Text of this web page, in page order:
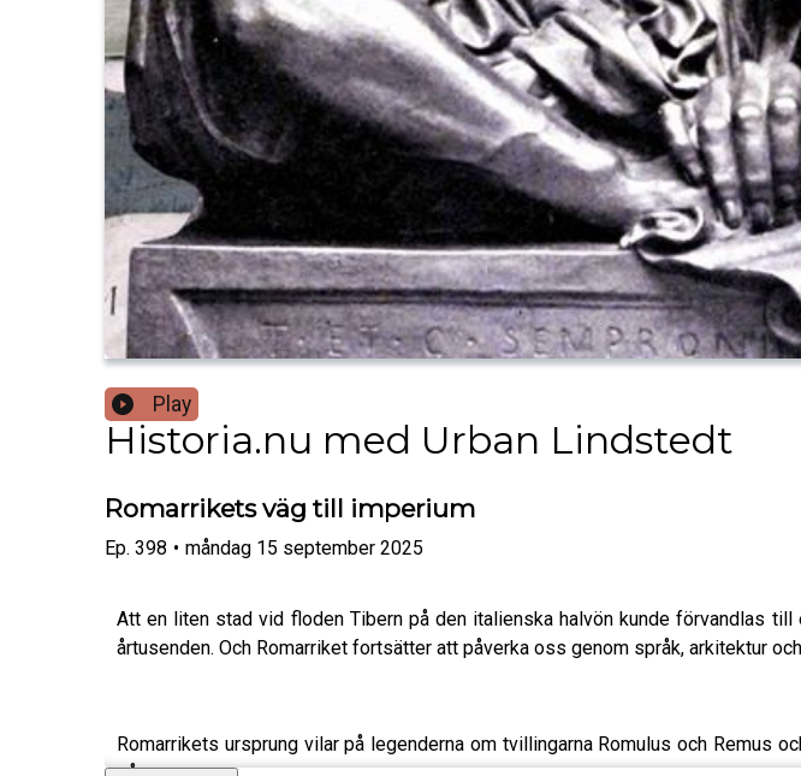
Play
Historia.nu med Urban Lindstedt
Romarrikets väg till imperium
Ep. 398 • måndag 15 september 2025
Att en liten stad vid floden Tibern på den italienska halvön kunde förvandlas
årtusenden. Och Romarriket fortsätter att påverka oss genom språk, arkitektur
Romarrikets ursprung vilar på legenderna om tvillingarna Romulus och Remus